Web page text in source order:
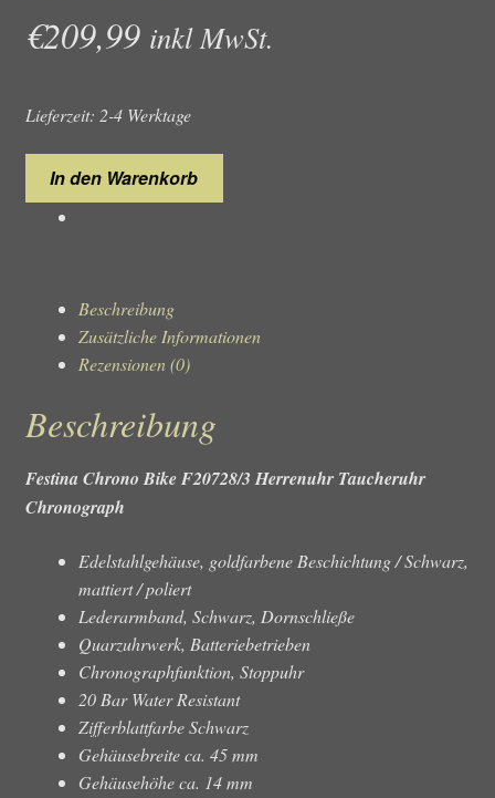
€209,99 inkl MwSt.
Lieferzeit: 2-4 Werktage
Festina
Taucheruhr
Chronograph
Menge
In den Warenkorb
Beschreibung
Zusätzliche Informationen
Rezensionen (0)
Beschreibung
Festina Chrono Bike F20728/3 Herrenuhr Taucheruhr
Chronograph
Edelstahlgehäuse, goldfarbene Beschichtung / Schwarz,
mattiert / poliert
Lederarmband, Schwarz, Dornschließe
Quarzuhrwerk, Batteriebetrieben
Chronographfunktion, Stoppuhr
20 Bar Water Resistant
Zifferblattfarbe Schwarz
Gehäusebreite ca. 45 mm
Gehäusehöhe ca. 14 mm